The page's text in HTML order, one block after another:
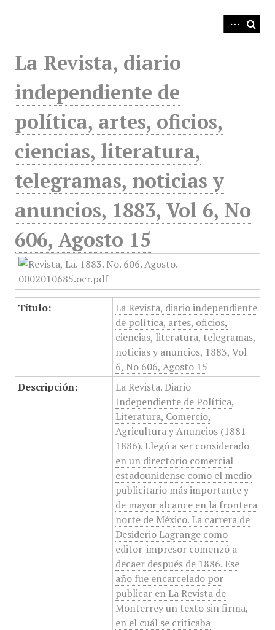
La Revista, diario
independiente de
política, artes, oficios,
ciencias, literatura,
telegramas, noticias y
anuncios, 1883, Vol 6, No
606, Agosto 15
Título:
La Revista, diario independiente
de política, artes, oficios,
ciencias, literatura, telegramas,
noticias y anuncios, 1883, Vol
6, No 606, Agosto 15
Descripción:
La Revista. Diario
Independiente de Política,
Literatura, Comercio,
Agricultura y Anuncios (1881-
1886). Llegó a ser considerado
en un directorio comercial
estadounidense como el medio
publicitario más importante y
de mayor alcance en la frontera
norte de México. La carrera de
Desiderio Lagrange como
editor-impresor comenzó a
decaer después de 1886. Ese
año fue encarcelado por
publicar en La Revista de
Monterrey un texto sin firma,
en el cuál se criticaba